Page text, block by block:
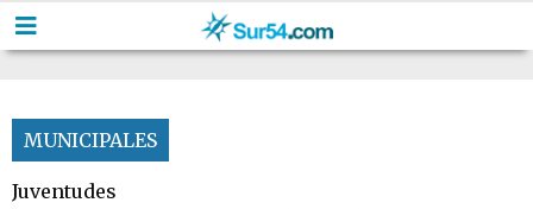
MUNICIPALES
Juventudes